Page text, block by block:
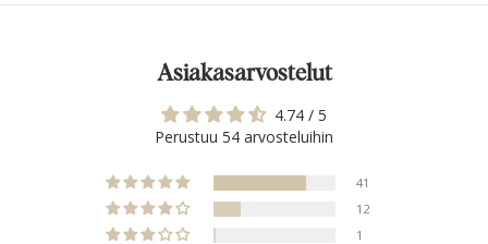
Asiakasarvostelut
4.74 / 5
Perustuu 54 arvosteluihin
41
12
1